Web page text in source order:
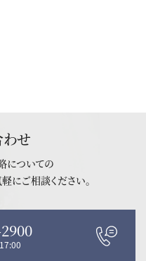
せ
についての
にご相談ください。